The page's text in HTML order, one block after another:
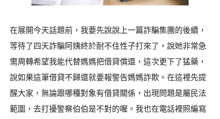
在展開今天話題前，我要先說說上一篇詐騙集團的後續，
等待了四天詐騙阿姨終於耐不住性子打來了，說她非常急
需周轉希望我能代替媽媽把借貸償還，這次更下了猛藥，
說如果這筆借貸不歸還就要報警告媽媽詐欺。在這裡先提
醒大家，無論跟哪種對象有借貸關係，出現問題是屬民法
範圍，去打擾警察伯伯是不對的喔。我也在電話裡照編寫